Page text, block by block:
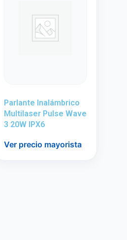
Parlante Inalámbrico
Multilaser Pulse Wave
3 20W IPX6
Ver precio mayorista